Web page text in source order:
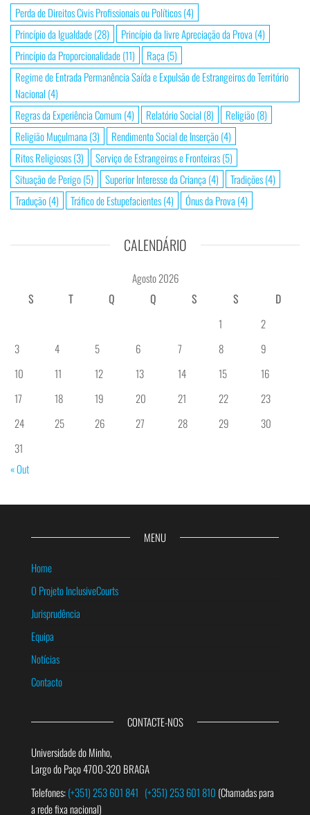
Perda de Direitos Civis Profissionais ou Políticos(4)
Princípio da Igualdade(28) Princípio da livre Apreciação da Prova (4)
Princípio da Proporcionalidade(11) Raça (5)
Regime de Entrada Permanência Saída e Expulsão de Estrangeiros do Território
Nacional (4)
Regras da Experiência Comum (4) Relatório Social (8) Religião(8)
Religião Muçulmana (3) Rendimento Social de Inserção(4)
Ritos Religiosos(3) Serviço de Estrangeiros e Fronteiras(5)
Situação de Perigo(5) Superior Interesse da Criança (4) Tradições(4)
Tradução(4) Tráfico de Estupefacientes(4) Ónus da Prova (4)
CALENDÁRIO
Agosto 2026
S
T Q Q S S
D
1
2
3
4 5 6 7 8
9
10
11 12 13 14 15
16
17
18 19 20 21 22
23
24
25 26 27 28 29
30
31
« Out
MENU
Home
O Projeto InclusiveCourts
Jurisprudência
Equipa
Notícias
Contacto
CONTACTE-NOS
Universidade do Minho,
Largo do Paço 4700-320 BRAGA
Telefones:(+351) 253 601 841 (+351) 253 601 810 (Chamadas para
a rede fixa nacional)